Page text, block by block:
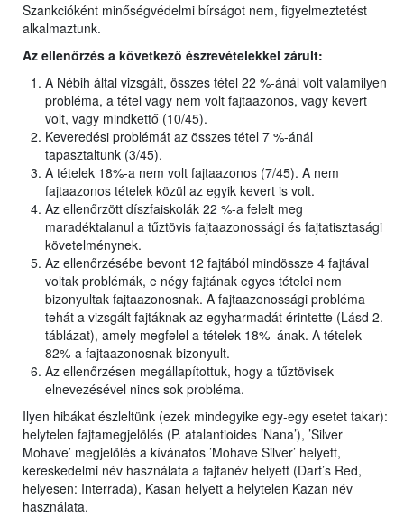
Szankcióként minőségvédelmi bírságot nem, figyelmeztetést
alkalmaztunk.
Az ellenőrzés a következő észrevételekkel zárult:
A Nébih által vizsgált, összes tétel 22 %-ánál volt valamilyen
probléma, a tétel vagy nem volt fajtaazonos, vagy kevert
volt, vagy mindkettő (10/45).
Keveredési problémát az összes tétel 7 %-ánál
tapasztaltunk (3/45).
A tételek 18%-a nem volt fajtaazonos (7/45). A nem
fajtaazonos tételek közül az egyik kevert is volt.
Az ellenőrzött díszfaiskolák 22 %-a felelt meg
maradéktalanul a tűztövis fajtaazonossági és fajtatisztasági
követelménynek.
Az ellenőrzésébe bevont 12 fajtából mindössze 4 fajtával
voltak problémák, e négy fajtának egyes tételei nem
bizonyultak fajtaazonosnak. A fajtaazonossági probléma
tehát a vizsgált fajtáknak az egyharmadát érintette (Lásd 2.
táblázat), amely megfelel a tételek 18%–ának. A tételek
82%-a fajtaazonosnak bizonyult.
Az ellenőrzésen megállapítottuk, hogy a tűztövisek
elnevezésével nincs sok probléma.
Ilyen hibákat észleltünk (ezek mindegyike egy-egy esetet takar):
helytelen fajtamegjelölés (P. atalantioides ’Nana’), ’Silver
Mohave’ megjelölés a kívánatos ’Mohave Silver’ helyett,
kereskedelmi név használata a fajtanév helyett (Dart’s Red,
helyesen: Interrada), Kasan helyett a helytelen Kazan név
használata.